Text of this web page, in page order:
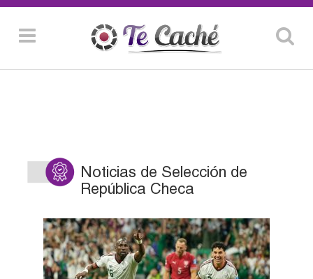
Noticias de Selección de
República Checa